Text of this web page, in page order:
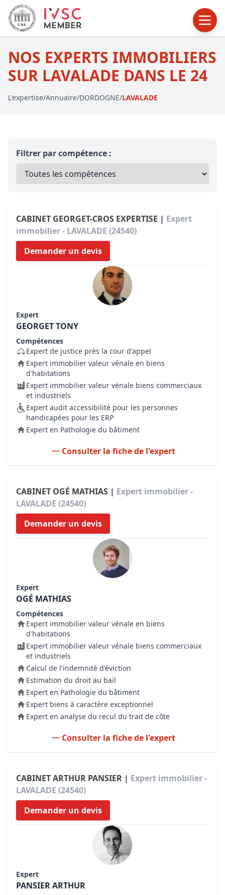
NOS EXPERTS IMMOBILIERS
SUR LAVALADE DANS LE 24
L'expertise/Annuaire/DORDOGNE/LAVALADE
Filtrer par compétence :
CABINET GEORGET-CROS EXPERTISE | Expert
immobilier - LAVALADE (24540)
Demander un devis
Expert
GEORGET TONY
Compétences
Expert de justice près la cour d'appel
Expert immobilier valeur vénale en biens
d'habitations
Expert immobilier valeur vénale biens commerciaux
et industriels
Expert audit accessibilité pour les personnes
handicapées pour les ERP
Expert en Pathologie du bâtiment
Consulter la fiche de l'expert
CABINET OGÉ MATHIAS | Expert immobilier -
LAVALADE (24540)
Demander un devis
Expert
OGÉ MATHIAS
Compétences
Expert immobilier valeur vénale en biens
d'habitations
Expert immobilier valeur vénale biens commerciaux
et industriels
Calcul de l'indemnité d'éviction
Estimation du droit au bail
Expert en Pathologie du bâtiment
Expert biens à caractère exceptionnel
Expert en analyse du recul du trait de côte
Consulter la fiche de l'expert
CABINET ARTHUR PANSIER | Expert immobilier -
LAVALADE (24540)
Demander un devis
Expert
PANSIER ARTHUR